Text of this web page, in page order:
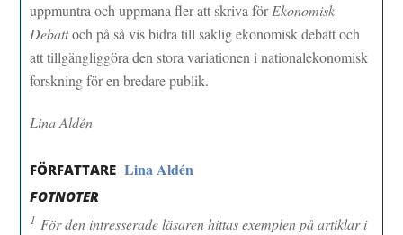
uppmuntra och uppmana fler att skriva förEkonomisk
Debattoch på så vis bidra till saklig ekonomisk debatt och
att tillgängliggöra den stora variationen i nationalekonomisk
forskning för en bredare publik.
Lina Aldén
FÖRFATTARE Lina Aldén
FOTNOTER
1 För den intresserade läsaren hittas exemplen på artiklar i